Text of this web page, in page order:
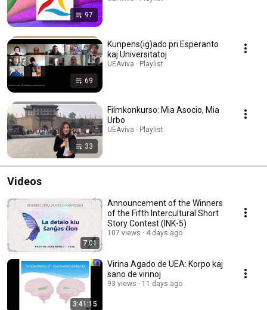
97
69
Kunpens(ig)ado pri Esperanto
kaj Universitatoj
UEAviva · Playlist
33
Filmkonkurso: Mia Asocio, Mia
Urbo
UEAviva · Playlist
Videos
7:01
Announcement of the Winners
of the Fifth Intercultural Short
Story Contest (INK-5)
107 views 4 days ago
3:41:15
Virina Agado de UEA: Korpo kaj
sano de virinoj
93 views 11 days ago